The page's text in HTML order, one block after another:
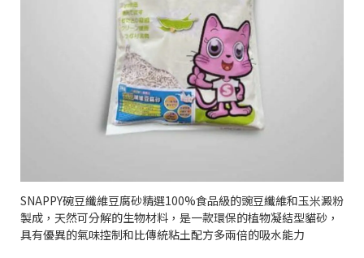
SNAPPY碗豆纖維豆腐砂精選100%食品級的豌豆纖維和玉米澱粉
製成，天然可分解的生物材料，是一款環保的植物凝結型貓砂，
具有優異的氣味控制和比傳統粘土配方多兩倍的吸水能力